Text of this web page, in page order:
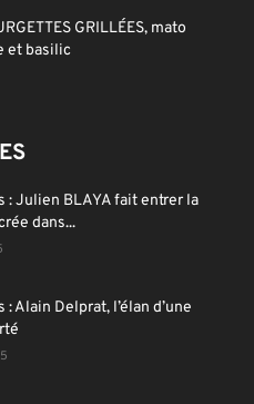
GRILLÉES, mato
et basilic
: Julien BLAYA fait entrer la
dans...
: Alain Delprat, l’élan d’une